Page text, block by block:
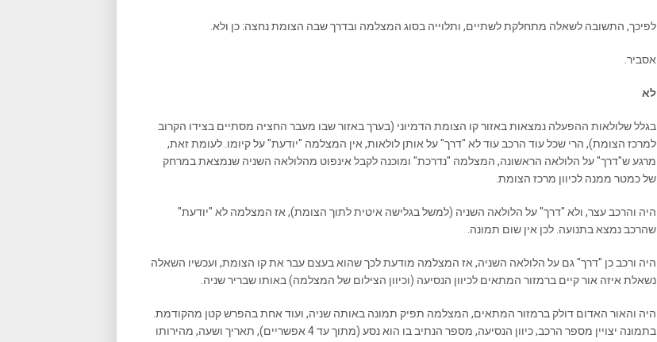
לפיכך, התשובה לשאלה מתחלקת לשתיים, ותלוייה בסוג המצלמה ובדרך שבה הצומת נחצה: כן ולא.
אסביר.
לא
בגלל שלולאות ההפעלה נמצאות באזור קו הצומת הדמיוני (בערך באזור שבו מעבר החציה מסתיים בצידו הקרוב
למרכז הצומת), הרי שכל עוד הרכב עוד לא "דרך" על אותן לולאות, אין המצלמה "יודעת" על קיומו. לעומת זאת,
מרגע ש"דרך" על הלולאה הראשונה, המצלמה "נדרכת" ומוכנה לקבל אינפוט מהלולאה השניה שנמצאת במרחק
של כמטר ממנה לכיוון מרכז הצומת.
היה והרכב עצר, ולא "דרך" על הלולאה השניה (למשל בגלישה איטית לתוך הצומת), אז המצלמה לא "יודעת"
שהרכב נמצא בתנועה. לכן אין שום תמונה.
היה ורכב כן "דרך" גם על הלולאה השניה, אז המצלמה מודעת לכך שהוא בעצם עבר את קו הצומת, ועכשיו השאלה
נשאלת איזה אור קיים ברמזור המתאים לכיוון הנסיעה (וכיוון הצילום של המצלמה) באותו שבריר שניה.
היה והאור האדום דולק ברמזור המתאים, המצלמה תפיק תמונה באותה שניה, ועוד אחת בהפרש קטן מהקודמת.
בתמונה יצויין מספר הרכב, כיוון הנסיעה, מספר הנתיב בו הוא נסע (מתוך עד 4 אפשריים), תאריך ושעה, מהירותו